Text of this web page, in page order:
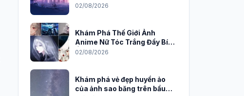
Sắc Nét
02/08/2026
Khám Phá Thế Giới Ảnh
Anime Nữ Tóc Trắng Đầy Bí
Ẩn và Quyến Rũ
02/08/2026
Khám phá vẻ đẹp huyền ảo
của ảnh sao băng trên bầu